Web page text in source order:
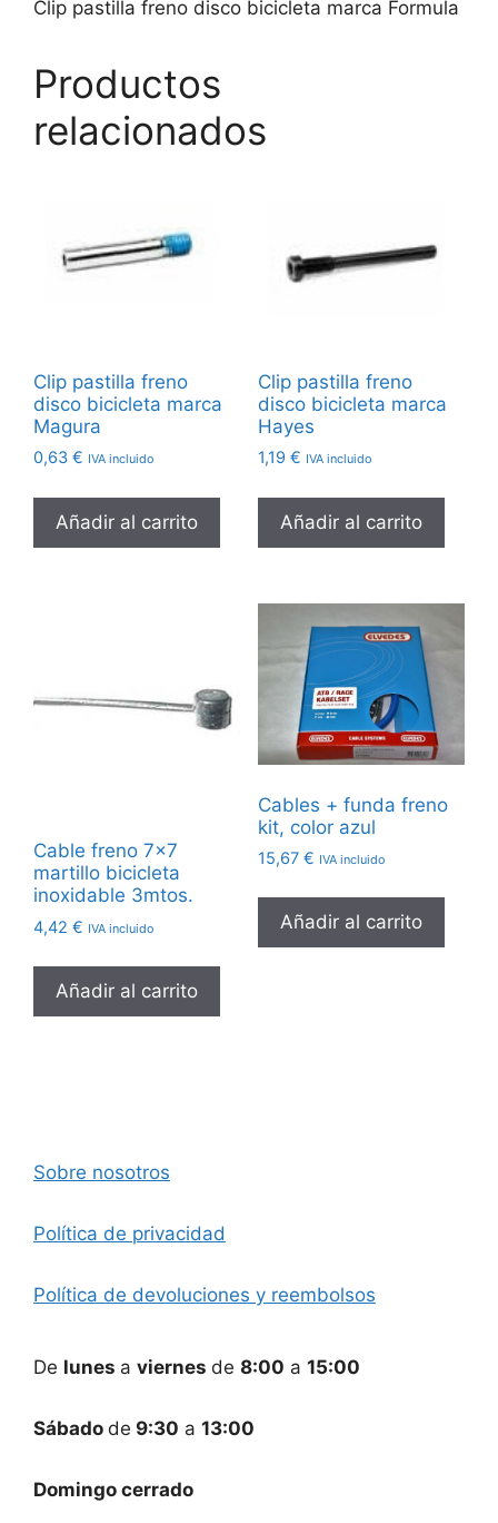
Clip pastilla freno disco bicicleta marca Formula
Productos
relacionados
Clip pastilla freno
disco bicicleta marca
Magura
0,63 € IVA incluido
Añadir al carrito
Clip pastilla freno
disco bicicleta marca
Hayes
1,19 € IVA incluido
Añadir al carrito
Cable freno 7×7
martillo bicicleta
inoxidable 3mtos.
4,42 € IVA incluido
Añadir al carrito
Cables + funda freno
kit, color azul
15,67 € IVA incluido
Añadir al carrito
Sobre nosotros
Política de privacidad
Política de devoluciones y reembolsos
De lunes a viernes de 8:00 a 15:00
Sábado de 9:30 a 13:00
Domingo cerrado